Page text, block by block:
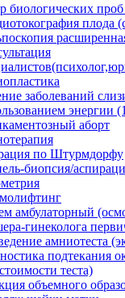
биологических
плода
заболеваний
энергии
аборт
по Штурмдорфу
биопсия/
амбулаторный
гинеколога
амниотеста
подтекания
теста)
объемного